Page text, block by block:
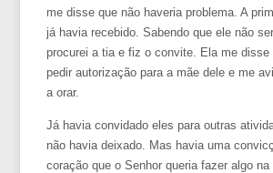
me disse que não haveria problema. A
já havia recebido. Sabendo que ele não
procurei a tia e fiz o convite. Ela me disse
pedir autorização para a mãe dele e me
a orar.
Já havia convidado eles para outras
não havia deixado. Mas havia uma
coração que o Senhor queria fazer algo